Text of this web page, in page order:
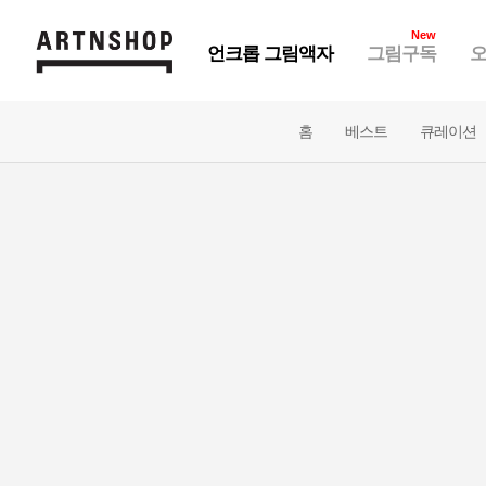
언크롭 그림액자
New
그림구독
홈 베스트 큐레이션